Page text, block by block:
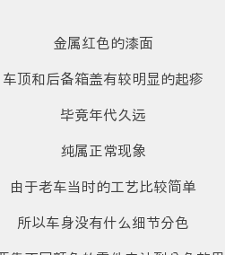
金属红色的漆面
车顶和后备箱盖有较明显的起疹
毕竟年代久远
纯属正常现象
由于老车当时的工艺比较简单
所以车身没有什么细节分色